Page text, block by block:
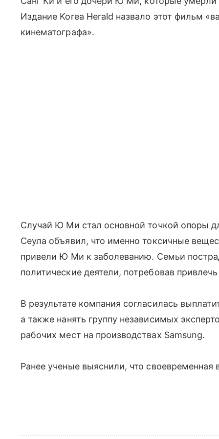
Издание Korea Herald назвало этот фильм
кинематографа».
Случай Ю Ми стал основной точкой опоры
Сеула объявил, что именно токсичные
привели Ю Ми к заболеванию. Семьи
политические деятели, потребовав
В результате компания согласилась
а также нанять группу независимых
рабочих мест на производствах Samsung.
Ранее ученые выяснили, что